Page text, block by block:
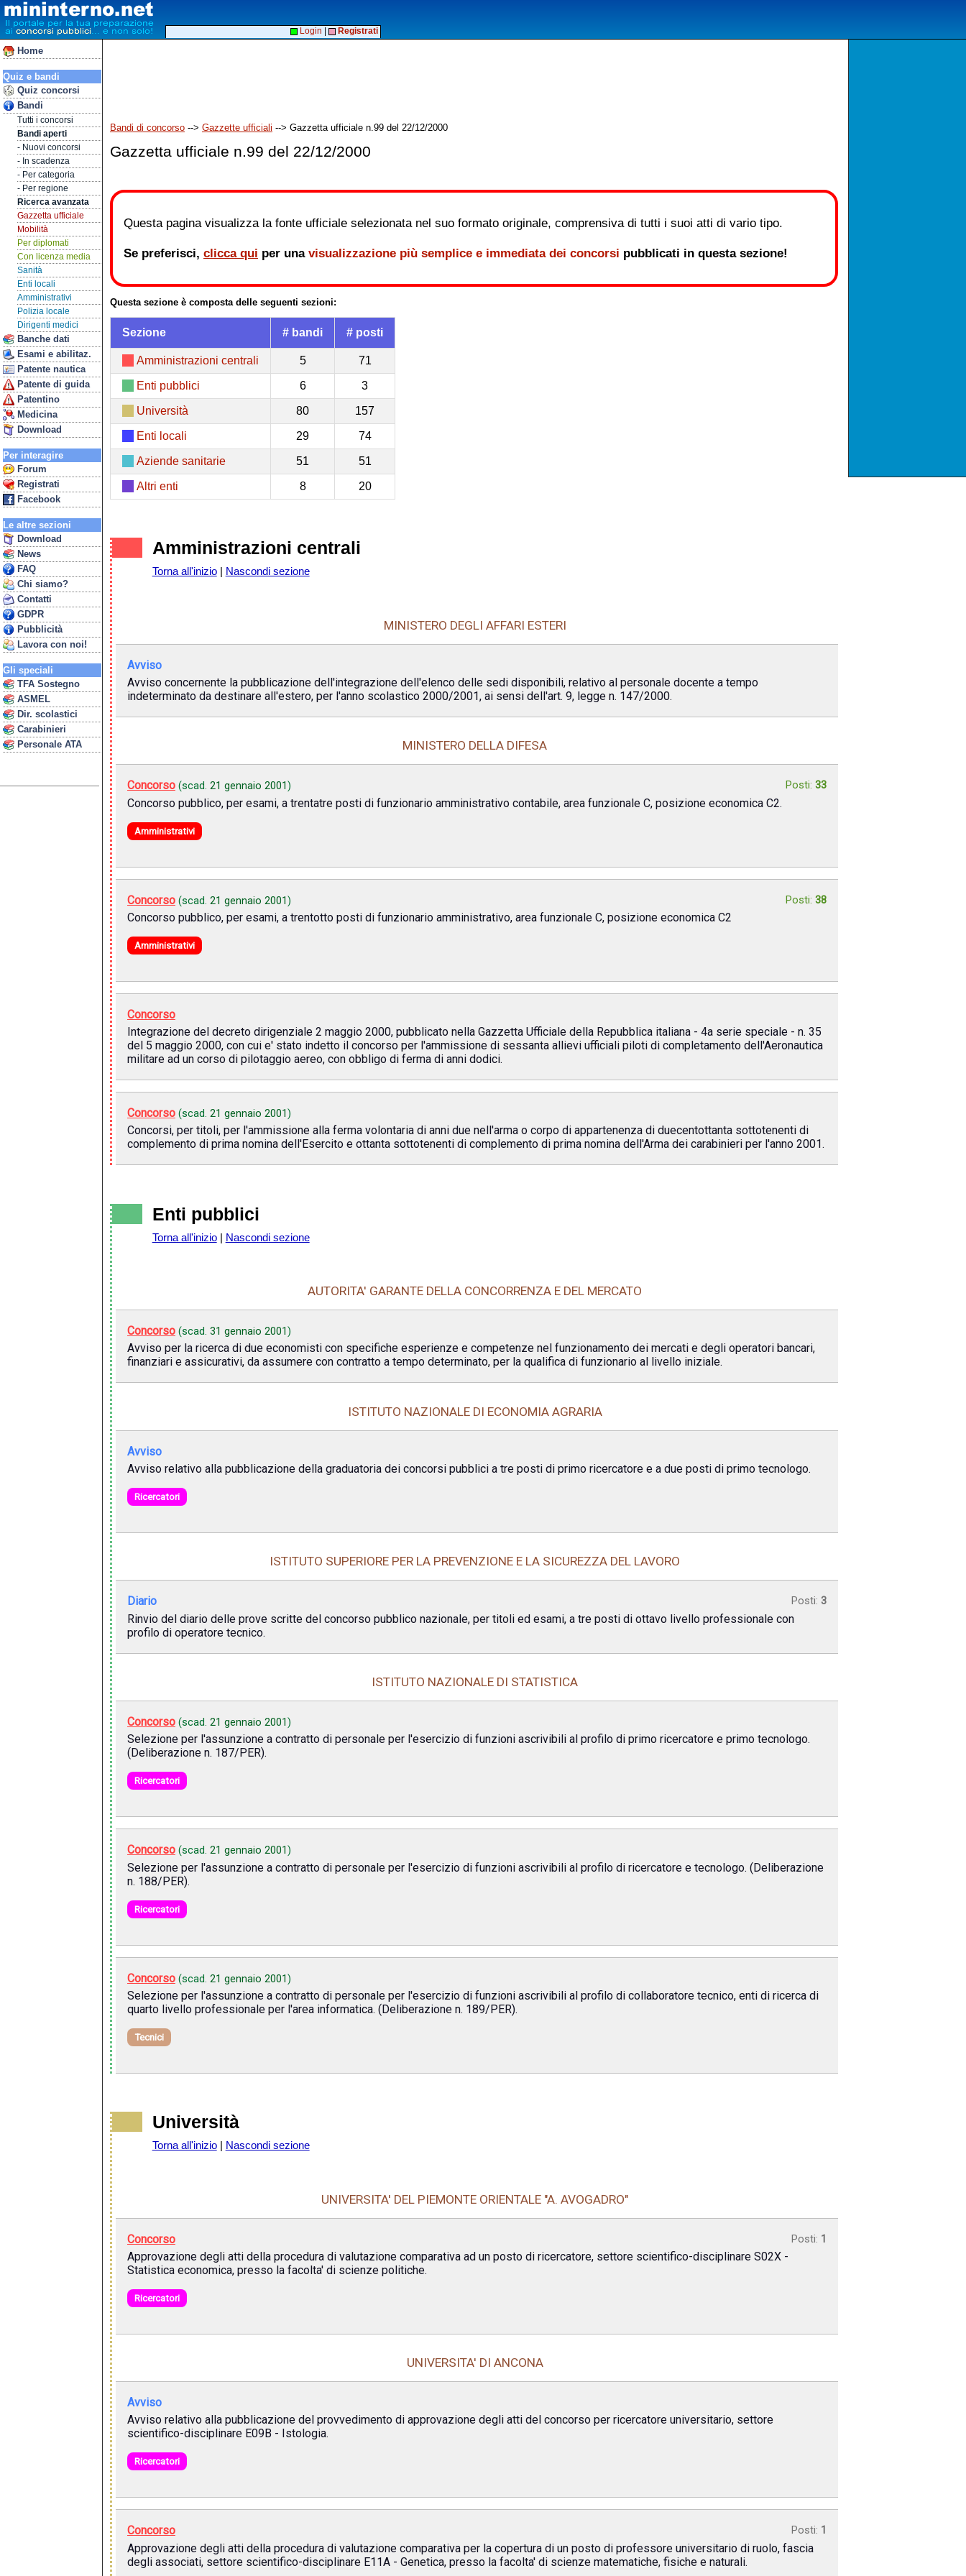
Home
Quiz e bandi
Quiz concorsi
Bandi
Tutti i concorsi
Bandi aperti
- Nuovi concorsi
- In scadenza
- Per categoria
- Per regione
Ricerca avanzata
Gazzetta ufficiale
Mobilità
Per diplomati
Con licenza media
Sanità
Enti locali
Amministrativi
Polizia locale
Dirigenti medici
Banche dati
Esami e abilitaz.
Patente nautica
Patente di guida
Patentino
Medicina
Download
Per interagire
Forum
Registrati
Facebook
Le altre sezioni
Download
News
FAQ
Chi siamo?
Contatti
GDPR
Pubblicità
Lavora con noi!
Gli speciali
TFA Sostegno
ASMEL
Dir. scolastici
Carabinieri
Personale ATA
Login Registrati
Bandi di concorso --> Gazzette ufficiali --> Gazzetta ufficiale n.99 del 22/12/2000
Gazzetta ufficiale n.99 del 22/12/2000
Questa pagina visualizza la fonte ufficiale selezionata nel suo formato originale, comprensiva di tutti i suoi atti di vario tipo.
Se preferisci, clicca qui per una visualizzazione più semplice e immediata dei concorsi pubblicati in questa sezione!
Questa sezione è composta delle seguenti sezioni:
Sezione # bandi # posti
Amministrazioni centrali 5 71
Enti pubblici 6 3
Università 80 157
Enti locali 29 74
Aziende sanitarie 51 51
Altri enti 8 20
Amministrazioni centrali
Torna all'inizio| Nascondi sezione
MINISTERO DEGLI AFFARI ESTERI
Avviso
Avviso concernente la pubblicazione dell'integrazione dell'elenco delle sedi disponibili, relativo al personale docente a tempo
indeterminato da destinare all'estero, per l'anno scolastico 2000/2001, ai sensi dell'art. 9, legge n. 147/2000.
MINISTERO DELLA DIFESA
Concorso (scad. 21 gennaio 2001) Posti: 33
Concorso pubblico, per esami, a trentatre posti di funzionario amministrativo contabile, area funzionale C, posizione economica C2.
Amministrativi
Concorso (scad. 21 gennaio 2001) Posti: 38
Concorso pubblico, per esami, a trentotto posti di funzionario amministrativo, area funzionale C, posizione economica C2
Amministrativi
Concorso
Integrazione del decreto dirigenziale 2 maggio 2000, pubblicato nella Gazzetta Ufficiale della Repubblica italiana - 4a serie speciale - n. 35
del 5 maggio 2000, con cui e' stato indetto il concorso per l'ammissione di sessanta allievi ufficiali piloti di completamento dell'Aeronautica
militare ad un corso di pilotaggio aereo, con obbligo di ferma di anni dodici.
Concorso (scad. 21 gennaio 2001)
Concorsi, per titoli, per l'ammissione alla ferma volontaria di anni due nell'arma o corpo di appartenenza di duecentottanta sottotenenti di
complemento di prima nomina dell'Esercito e ottanta sottotenenti di complemento di prima nomina dell'Arma dei carabinieri per l'anno 2001.
Enti pubblici
Torna all'inizio| Nascondi sezione
AUTORITA' GARANTE DELLA CONCORRENZA E DEL MERCATO
Concorso (scad. 31 gennaio 2001)
Avviso per la ricerca di due economisti con specifiche esperienze e competenze nel funzionamento dei mercati e degli operatori bancari,
finanziari e assicurativi, da assumere con contratto a tempo determinato, per la qualifica di funzionario al livello iniziale.
ISTITUTO NAZIONALE DI ECONOMIA AGRARIA
Avviso
Avviso relativo alla pubblicazione della graduatoria dei concorsi pubblici a tre posti di primo ricercatore e a due posti di primo tecnologo.
Ricercatori
ISTITUTO SUPERIORE PER LA PREVENZIONE E LA SICUREZZA DEL LAVORO
Diario Posti: 3
Rinvio del diario delle prove scritte del concorso pubblico nazionale, per titoli ed esami, a tre posti di ottavo livello professionale con
profilo di operatore tecnico.
ISTITUTO NAZIONALE DI STATISTICA
Concorso (scad. 21 gennaio 2001)
Selezione per l'assunzione a contratto di personale per l'esercizio di funzioni ascrivibili al profilo di primo ricercatore e primo tecnologo.
(Deliberazione n. 187/PER).
Ricercatori
Concorso (scad. 21 gennaio 2001)
Selezione per l'assunzione a contratto di personale per l'esercizio di funzioni ascrivibili al profilo di ricercatore e tecnologo. (Deliberazione
n. 188/PER).
Ricercatori
Concorso (scad. 21 gennaio 2001)
Selezione per l'assunzione a contratto di personale per l'esercizio di funzioni ascrivibili al profilo di collaboratore tecnico, enti di ricerca di
quarto livello professionale per l'area informatica. (Deliberazione n. 189/PER).
Tecnici
Università
Torna all'inizio| Nascondi sezione
UNIVERSITA' DEL PIEMONTE ORIENTALE "A. AVOGADRO"
Concorso Posti: 1
Approvazione degli atti della procedura di valutazione comparativa ad un posto di ricercatore, settore scientifico-disciplinare S02X -
Statistica economica, presso la facolta' di scienze politiche.
Ricercatori
UNIVERSITA' DI ANCONA
Avviso
Avviso relativo alla pubblicazione del provvedimento di approvazione degli atti del concorso per ricercatore universitario, settore
scientifico-disciplinare E09B - Istologia.
Ricercatori
Concorso Posti: 1
Approvazione degli atti della procedura di valutazione comparativa per la copertura di un posto di professore universitario di ruolo, fascia
degli associati, settore scientifico-disciplinare E11A - Genetica, presso la facolta' di scienze matematiche, fisiche e naturali.